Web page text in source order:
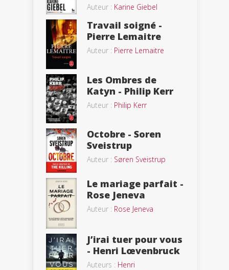
Auteur : Karine Giebel
Travail soigné -
Pierre Lemaitre
Auteur : Pierre Lemaitre
Les Ombres de
Katyn - Philip Kerr
Auteur : Philip Kerr
Octobre - Soren
Sveistrup
Auteur : Søren Sveistrup
Le mariage parfait -
Rose Jeneva
Auteur : Rose Jeneva
J’irai tuer pour vous
- Henri Lœvenbruck
Auteurs : Henri